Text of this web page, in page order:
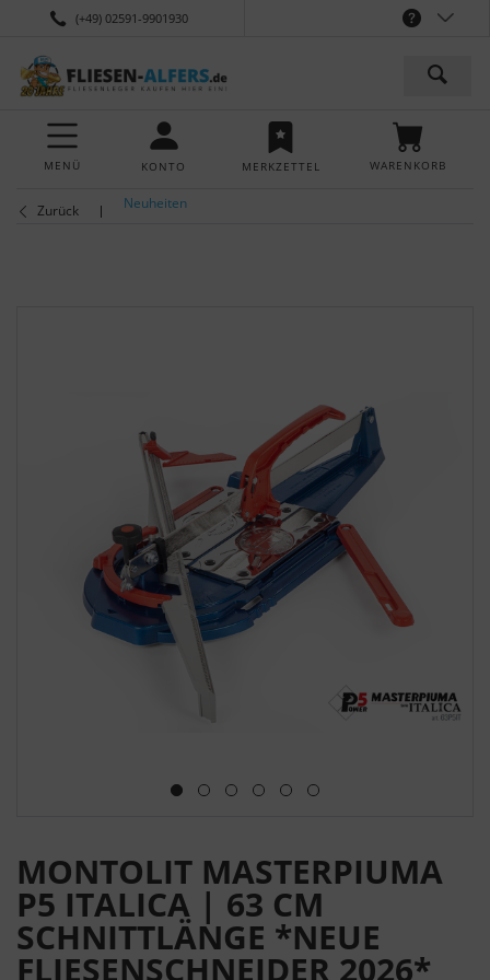
(+49) 02591-9901930
MENÜ KONTO MERKZETTEL WARENKORB
Zurück Neuheiten
MONTOLIT MASTERPIUMA
P5 ITALICA | 63 CM
SCHNITTLÄNGE *NEUE
FLIESENSCHNEIDER 2026*